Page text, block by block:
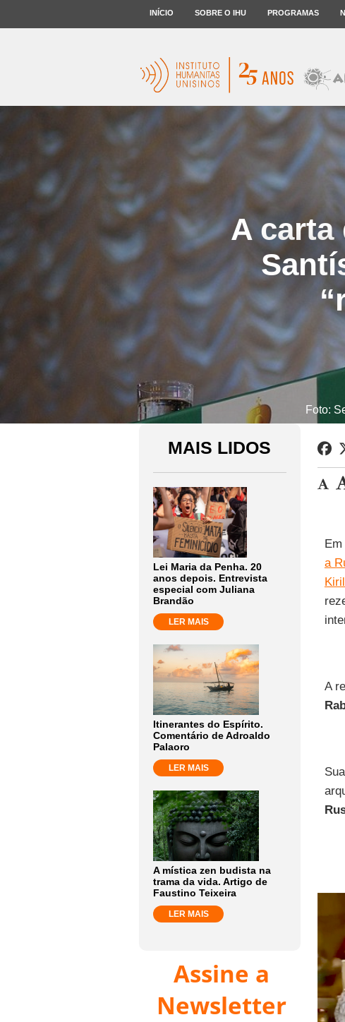
INÍCIO SOBRE O IHU PROGRAMAS
A carta
Foto:
MAIS LIDOS
Lei Maria da Penha. 20
anos depois. Entrevista
especial com Juliana
Brandão
LER MAIS
Itinerantes do Espírito.
Comentário de Adroaldo
Palaoro
LER MAIS
A mística zen budista na
trama da vida. Artigo de
Faustino Teixeira
LER MAIS
Assine a
Newsletter
a
A